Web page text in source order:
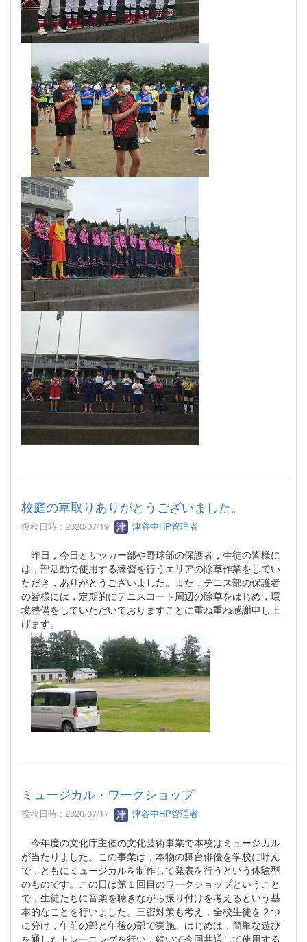
校庭の草取りありがとうございました。
投稿日時 : 2020/07/19 津谷中HP管理者
昨日，今日とサッカー部や野球部の保護者，生徒の皆様に
は，部活動で使用する練習を行うエリアの除草作業をしてい
ただき，ありがとうございました。また，テニス部の保護者
の皆様には，定期的にテニスコート周辺の除草をはじめ，環
境整備をしていただいておりますことに重ね重ね感謝申し上
げます。
ミュージカル・ワークショップ
投稿日時 : 2020/07/17 津谷中HP管理者
今年度の文化庁主催の文化芸術事業で本校はミュージカル
が当たりました。この事業は，本物の舞台俳優を学校に呼ん
で，ともにミュージカルを制作して発表を行うという体験型
のものです。この日は第１回目のワークショップということ
で，生徒たちに音楽を聴きながら振り付けを考えるという基
本的なことを行いました。三密対策も考え，全校生徒を２つ
に分け，午前の部と午後の部で実施。はじめは，簡単な遊び
を通したトレーニングを行い，続いて今回共通して使用する